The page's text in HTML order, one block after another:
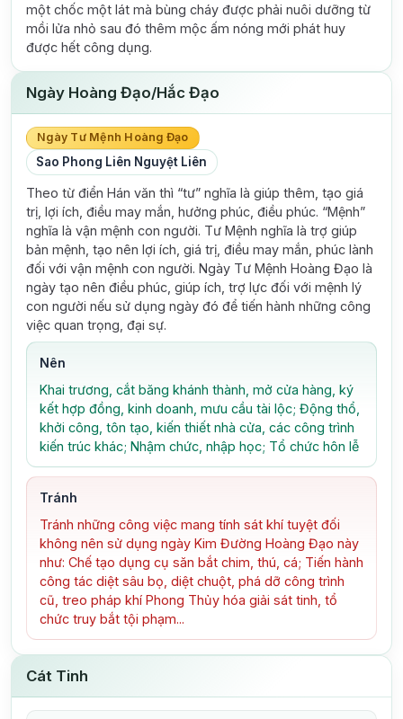
một chốc một lát mà bùng cháy được phải nuôi dưỡng từ
mồi lửa nhỏ sau đó thêm mộc ấm nóng mới phát huy
được hết công dụng.
Ngày Hoàng Đạo/Hắc Đạo
Ngày Tư Mệnh Hoàng Đạo
Sao Phong Liên Nguyệt Liên
Theo từ điển Hán văn thì “tư” nghĩa là giúp thêm, tạo giá
trị, lợi ích, điều may mắn, hưởng phúc, điều phúc. “Mệnh”
nghĩa là vận mệnh con người. Tư Mệnh nghĩa là trợ giúp
bản mệnh, tạo nên lợi ích, giá trị, điều may mắn, phúc lành
đối với vận mệnh con người. Ngày Tư Mệnh Hoàng Đạo là
ngày tạo nên điều phúc, giúp ích, trợ lực đối với mệnh lý
con người nếu sử dụng ngày đó để tiến hành những công
việc quan trọng, đại sự.
Nên
Khai trương, cắt băng khánh thành, mở cửa hàng, ký
kết hợp đồng, kinh doanh, mưu cầu tài lộc; Động thổ,
khởi công, tôn tạo, kiến thiết nhà cửa, các công trình
kiến trúc khác; Nhậm chức, nhập học; Tổ chức hôn lễ
Tránh
Tránh những công việc mang tính sát khí tuyệt đối
không nên sử dụng ngày Kim Đường Hoàng Đạo này
như: Chế tạo dụng cụ săn bắt chim, thú, cá; Tiến hành
công tác diệt sâu bọ, diệt chuột, phá dỡ công trình
cũ, treo pháp khí Phong Thủy hóa giải sát tinh, tổ
chức truy bắt tội phạm...
Cát Tinh